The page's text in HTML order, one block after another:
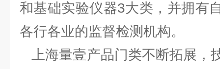
和基础实验仪器3大类，并拥有
各行各业的监督检测机构。
上海量壹产品门类不断拓展，